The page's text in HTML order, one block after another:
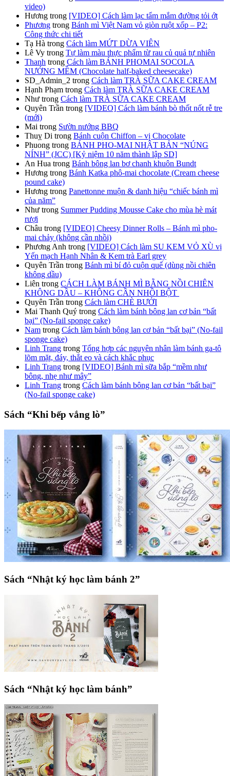
video)
Hương trong [VIDEO] Cách làm lạc tẩm mắm đường tỏi ớt
Phương trong Bánh mì Việt Nam vỏ giòn ruột xốp – P2:
Công thức chi tiết
Tạ Hà trong Cách làm MỨT DỪA VIÊN
Lê Vy trong Tự làm màu thực phẩm từ rau củ quả tự nhiên
Thanh trong Cách làm BÁNH PHOMAI SOCOLA
NƯỚNG MỀM (Chocolate half-baked cheesecake)
SD_Admin_2 trong Cách làm TRÀ SỮA CAKE CREAM
Hạnh Phạm trong Cách làm TRÀ SỮA CAKE CREAM
Như trong Cách làm TRÀ SỮA CAKE CREAM
Quyên Trần trong [VIDEO] Cách làm bánh bò thốt nốt rễ tre
(mới)
Mai trong Sườn nướng BBQ
Thuỵ Di trong Bánh cuộn Chiffon – vị Chocolate
Phuong trong BÁNH PHO-MAI NHẬT BẢN “NÚNG
NÍNH” (JCC) [Kỷ niệm 10 năm thành lập SD]
An Hua trong Bánh bông lan bơ chanh khuôn Bundt
Hương trong Bánh Katka phô-mai chocolate (Cream cheese
pound cake)
Hương trong Panettonne muộn & danh hiệu “chiếc bánh mì
của năm”
Như trong Summer Pudding Mousse Cake cho mùa hè mát
rượi
Châu trong [VIDEO] Cheesy Dinner Rolls – Bánh mì pho-
mai chảy (không cần nhồi)
Phương Anh trong [VIDEO] Cách làm SU KEM VỎ XÙ vị
Yến mạch Hạnh Nhân & Kem trà Earl grey
Quyên Trần trong Bánh mì bí đỏ cuộn quế (dùng nồi chiên
không dầu)
Liên trong CÁCH LÀM BÁNH MÌ BẰNG NỒI CHIÊN
KHÔNG DẦU – KHÔNG CẦN NHỒI BỘT
Quyên Trần trong Cách làm CHÈ BƯỞI
Mai Thanh Quý trong Cách làm bánh bông lan cơ bản “bất
bại” (No-fail sponge cake)
Nam trong Cách làm bánh bông lan cơ bản “bất bại” (No-fail
sponge cake)
Linh Trang trong Tổng hợp các nguyên nhân làm bánh ga-tô
lõm mặt, đáy, thắt eo và cách khắc phục
Linh Trang trong [VIDEO] Bánh mì sữa bắp “mềm như
bông, nhẹ như mây”
Linh Trang trong Cách làm bánh bông lan cơ bản “bất bại”
(No-fail sponge cake)
Sách “Khi bếp vắng lò”
Sách “Nhật ký học làm bánh 2”
Sách “Nhật ký học làm bánh”